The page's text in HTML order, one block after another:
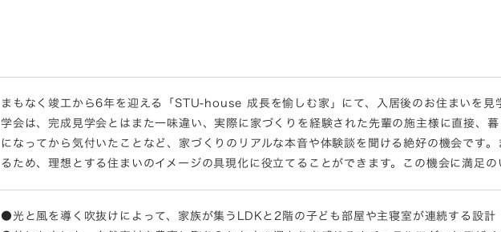
まもなく竣工から6年を迎える「STU-house 成長を愉しむ家」にて、入居後のお住まいを
学会は、完成見学会とはまた一味違い、実際に家づくりを経験された先輩の施主様に直接、
になってから気付いたことなど、家づくりのリアルな本音や体験談を聞ける絶好の機会です
るため、理想とする住まいのイメージの具現化に役立てることができます。この機会に満足
●光と風を導く吹抜けによって、家族が集うLDKと2階の子ども部屋や主寝室が連続する設計